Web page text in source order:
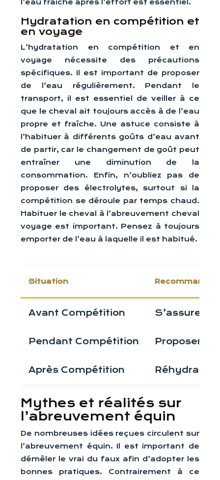
l’eau fraîche après l’effort est essentiel.
Hydratation en compétition et
en voyage
L’hydratation en compétition et en
voyage nécessite des précautions
spécifiques. Il est important de proposer
de l’eau régulièrement. Pendant le
transport, il est essentiel de veiller à ce
que le cheval ait toujours accès à de l’eau
propre et fraîche. Une astuce consiste à
l’habituer à différents goûts d’eau avant
de partir, car le changement de goût peut
entraîner une diminution de la
consommation. Enfin, n’oubliez pas de
proposer des électrolytes, surtout si la
compétition se déroule par temps chaud.
Habituer le cheval à l’abreuvement cheval
voyage est important. Pensez à toujours
emporter de l’eau à laquelle il est habitué.
Situation
Avant Compétition S’assurer
Pendant Compétition Proposer
Après Compétition Réhydrater
Mythes et réalités sur
l’abreuvement équin
De nombreuses idées reçues circulent sur
l’abreuvement équin. Il est important de
démêler le vrai du faux afin d’adopter les
bonnes pratiques. Contrairement à ce